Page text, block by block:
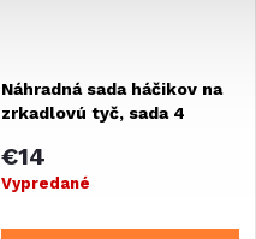
Náhradná sada háčikov na
zrkadlovú tyč, sada 4
€14
Vypredané